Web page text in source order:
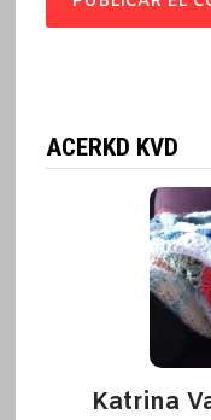
ACERKD KVD
Katrina